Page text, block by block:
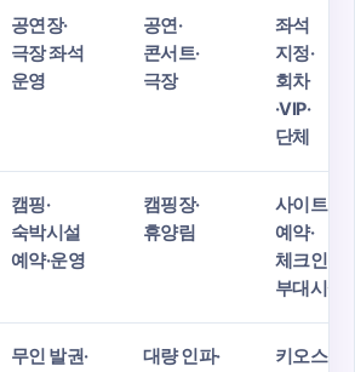
공연장·
극장 좌석
운영
공연·
콘서트·
극장
좌석
지정·
회차
·VIP·
단체
캠핑·
숙박시설
예약·운영
캠핑장·
휴양림
사이트
예약·
체크인·
부대시설
무인 발권·
대량 인파·
키오스크